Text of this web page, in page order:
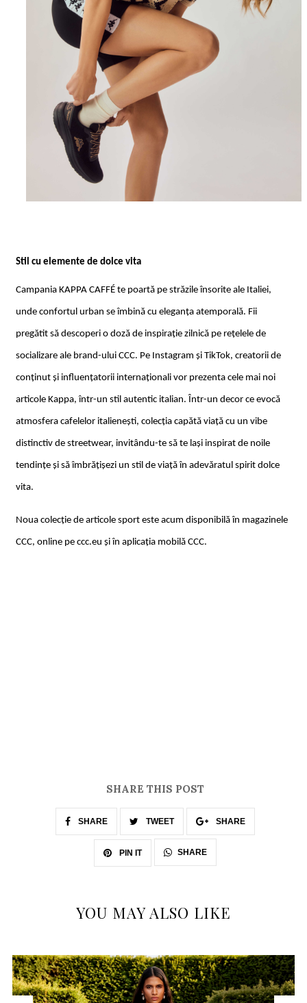
Stil cu elemente de dolce vita
Campania KAPPA CAFFÉ te poartă pe străzile însorite ale Italiei,
unde confortul urban se îmbină cu eleganța atemporală. Fii
pregătit să descoperi o doză de inspirație zilnică pe rețelele de
socializare ale brand-ului CCC. Pe Instagram și TikTok, creatorii de
conținut și influențatorii internaționali vor prezenta cele mai noi
articole Kappa, într-un stil autentic italian. Într-un decor ce evocă
atmosfera cafelelor italienești, colecția capătă viață cu un vibe
distinctiv de streetwear, invitându-te să te lași inspirat de noile
tendințe și să îmbrățișezi un stil de viață în adevăratul spirit dolce
vita.
Noua colecție de articole sport este acum disponibilă în magazinele
CCC, online pe ccc.eu și în aplicația mobilă CCC.
SHARE THIS POST
SHARE TWEET SHARE
PIN IT SHARE
YOU MAY ALSO LIKE